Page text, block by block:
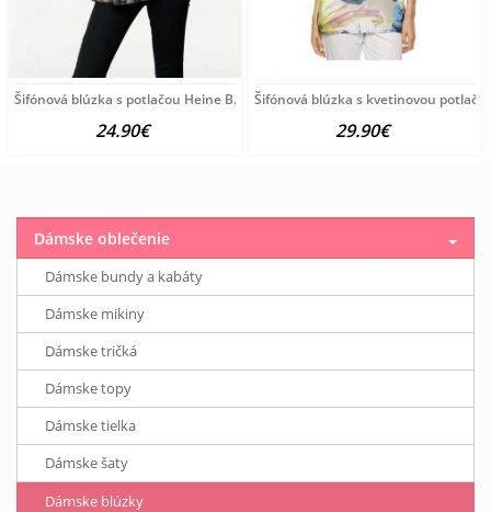
Šifónová blúzka s potlačou Heine B.C., čierno-farebná
24.90€
Šifónová blúzka s kvetinovou
29.90€
Dámske oblečenie
Dámske bundy a kabáty
Dámske mikiny
Dámske tričká
Dámske topy
Dámske tielka
Dámske šaty
Dámske blúzky